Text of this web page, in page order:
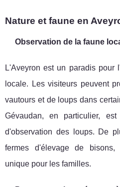
Nature et faune en
Observation de la faune
L'Aveyron est un paradis pour
locale. Les visiteurs peuvent
vautours et de loups dans
Gévaudan, en particulier,
d'observation des loups. De
fermes d'élevage de bisons,
unique pour les familles.